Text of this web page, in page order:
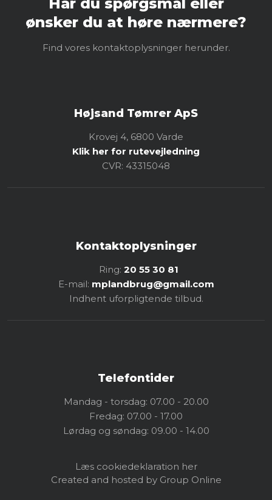
Har du spørgsmål eller
​ønsker du at høre nærmere?
Find vores kontaktoplysninger herunder.
Højsand Tømrer ApS
Krovej 4, 6800 Varde
Klik her for rutevejledning
CVR: ​43315048
Kontaktoplysninger
Ring: 20 55 30 81
E-mail: mplandbrug@gmail.com
Indhent uforpligtende tilbud.
Telefontider
Mandag - torsdag: 07.00 - 20.00
Fredag: 07.00 - 17.00
Lørdag og søndag: 09.00 - 14.00
Læs cookiedeklaration her
Created and hosted by Group Online